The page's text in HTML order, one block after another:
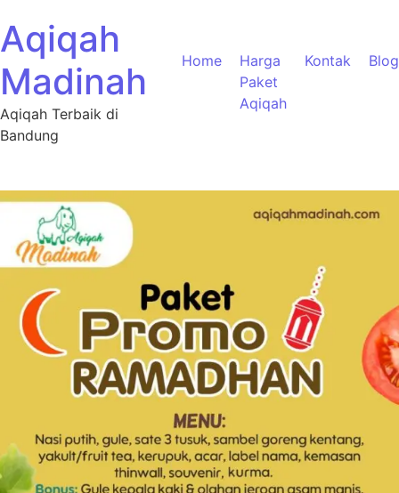
Aqiqah
Madinah
Aqiqah Terbaik di
Bandung
Home
Harga
Paket
Aqiqah
Kontak Blog